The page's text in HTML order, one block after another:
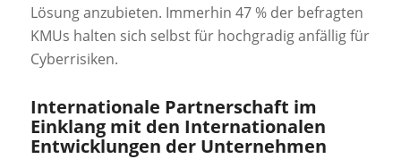
Lösung anzubieten. Immerhin 47 % der befragten
KMUs halten sich selbst für hochgradig anfällig für
Cyberrisiken.
Internationale Partnerschaft im
Einklang mit den Internationalen
Entwicklungen der Unternehmen